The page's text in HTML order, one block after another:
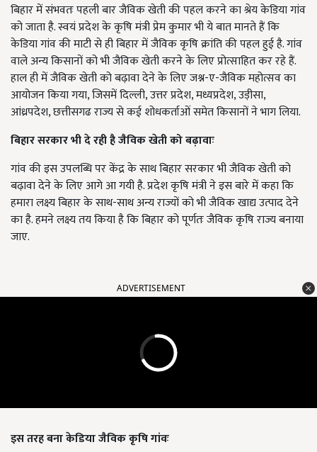
बिहार में संभवतः पहली बार जैविक खेती की पहल करने का श्रेय केडिया गांव
को जाता है. स्वयं प्रदेश के कृषि मंत्री प्रेम कुमार भी ये बात मानते हैं कि
केडिया गांव की माटी से ही बिहार में जैविक कृषि क्रांति की पहल हुई है. गांव
वाले अन्य किसानों को भी जैविक खेती करने के लिए प्रोत्साहित कर रहे हैं.
हाल ही में जैविक खेती को बढ़ावा देने के लिए जश्न-ए-जैविक महोत्सव का
आयोजन किया गया, जिसमें दिल्ली, उत्तर प्रदेश, मध्यप्रदेश, उड़ीसा,
आंध्रपदेश, छत्तीसगढ राज्य से कई शोधकर्ताओं समेत किसानों ने भाग लिया.
बिहार सरकार भी दे रही है जैविक खेती को बढ़ावाः
गांव की इस उपलब्धि पर केंद्र के साथ बिहार सरकार भी जैविक खेती को
बढ़ावा देने के लिए आगे आ गयी है. प्रदेश कृषि मंत्री ने इस बारे में कहा कि
हमारा लक्ष्य बिहार के साथ-साथ अन्य राज्यों को भी जैविक खाद्य उत्पाद देने
का है. हमने लक्ष्य तय किया है कि बिहार को पूर्णतः जैविक कृषि राज्य बनाया
जाए.
ADVERTISEMENT
इस तरह बना केडिया जैविक कृषि गांवः